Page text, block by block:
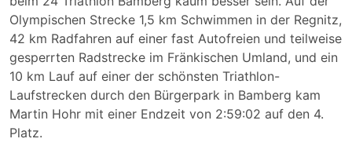
Olympischen Strecke 1,5 km Schwimmen in der Regnitz,
42 km Radfahren auf einer fast Autofreien und teilweise
gesperrten Radstrecke im Fränkischen Umland, und ein
10 km Lauf auf einer der schönsten Triathlon-
Laufstrecken durch den Bürgerpark in Bamberg kam
Martin Hohr mit einer Endzeit von 2:59:02 auf den 4.
Platz.